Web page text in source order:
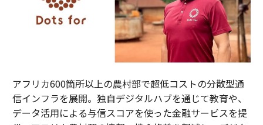
アフリカ600箇所以上の農村部で超低コストの分散型通
信インフラを展開。独自デジタルハブを通じて教育や、
データ活用による与信スコアを使った金融サービスを提